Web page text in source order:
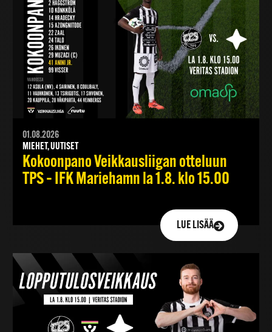
01.08.2026
MIEHET, UUTISET
Kokoonpano Veikkausliigan otteluun
TPS – IFK Mariehamn la 1.8. klo 15.00
LUE LISÄÄ